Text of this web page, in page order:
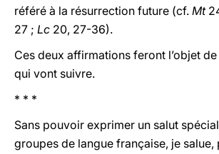
référé à la résurrection future (cf. Mt
27 ; Lc 20, 27-36).
Ces deux affirmations feront l’objet
qui vont suivre.
* * *
Sans pouvoir exprimer un salut
groupes de langue française, je salue,